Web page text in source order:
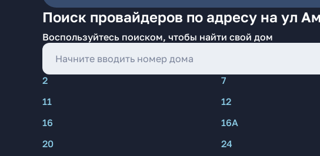
Поиск провайдеров по адресу на ул
Воспользуйтесь поиском, чтобы найти свой дом
2 7
11
12
16
16А
20
24